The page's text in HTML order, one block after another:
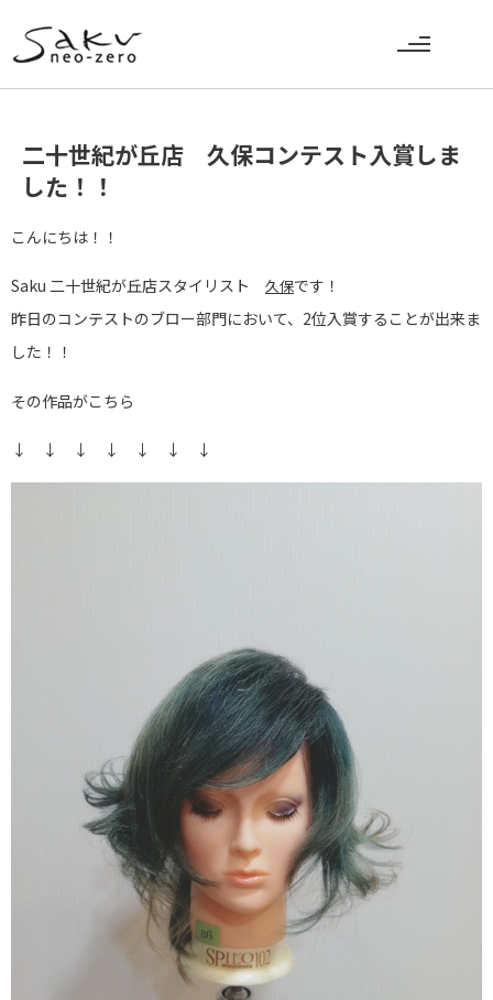
二十世紀が丘店 久保コンテスト入賞しま
した！！
こんにちは！！
Saku 二十世紀が丘店スタイリスト 久保です！
昨日のコンテストのブロー部門において、2位入賞することが出来ま
した！！
その作品がこちら
↓ ↓ ↓ ↓ ↓ ↓ ↓